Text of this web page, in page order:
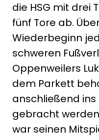
die HSG mit drei
fünf Tore ab.
Wiederbeginn
schweren
Oppenweilers
dem Parkett
anschließend
gebracht
war seinen